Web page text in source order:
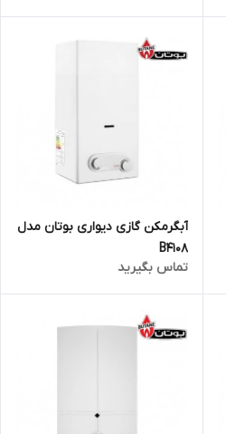
آبگرمکن گازی دیواری بوتان مدل
B4108
تماس بگیرید